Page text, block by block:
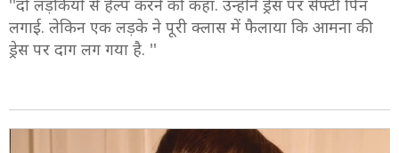
''दो लड़कियों से हेल्प करने को कहा. उन्होंने ड्रेस पर सेफ्टी पिन
लगाई. लेकिन एक लड़के ने पूरी क्लास में फैलाया कि आमना की
ड्रेस पर दाग लग गया है. ''